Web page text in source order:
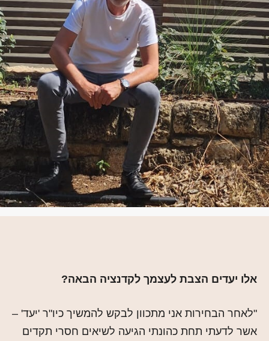
אלו יעדים הצבת לעצמך לקדנציה הבאה?
"לאחר הבחירות אני מתכוון לבקש להמשיך כיו"ר 'יעד' –
אשר לדעתי תחת כהונתי הגיעה לשיאים חסרי תקדים